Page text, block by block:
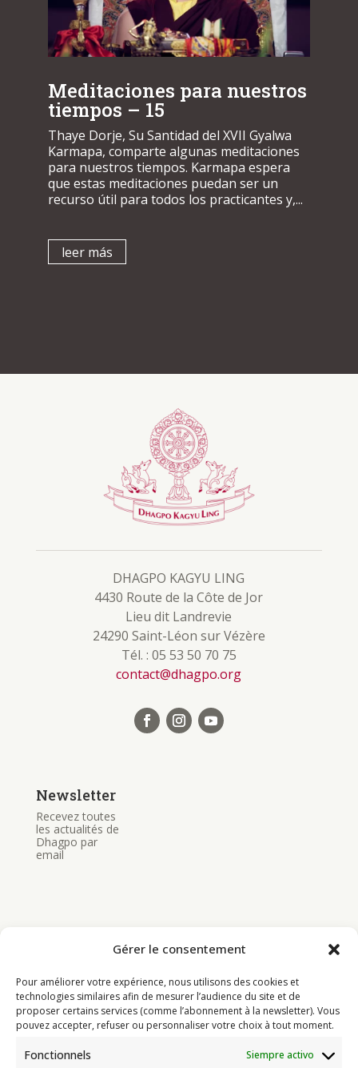
Gérer le consentement
Pour améliorer votre expérience, nous utilisons des cookies et
technologies similaires afin de mesurer l’audience du site et de
proposer certains services (comme l’abonnement à la newsletter). Vous
pouvez accepter, refuser ou personnaliser votre choix à tout moment.
Fonctionnels Siempre activo
Meditaciones para nuestros
tiempos – 15
Thaye Dorje, Su Santidad del XVII Gyalwa
Karmapa, comparte algunas meditaciones
para nuestros tiempos. Karmapa espera
que estas meditaciones puedan ser un
recurso útil para todos los practicantes y,...
leer más
DHAGPO KAGYU LING
4430 Route de la Côte de Jor
Lieu dit Landrevie
24290 Saint-Léon sur Vézère
Tél. : 05 53 50 70 75
contact@dhagpo.org
Newsletter
Recevez toutes
les actualités de
Dhagpo par
email
Programme
Actualités
Ressources